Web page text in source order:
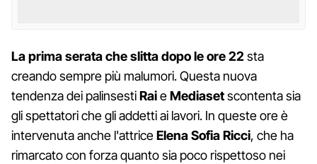
La prima serata che slitta dopo le ore 22sta
creando sempre più malumori. Questa nuova
tendenza dei palinsestiRaieMediasetscontenta sia
gli spettatori che gli addetti ai lavori. In queste ore è
intervenuta anche l'attriceElena Sofia Ricci, che ha
rimarcato con forza quanto sia poco rispettoso nei